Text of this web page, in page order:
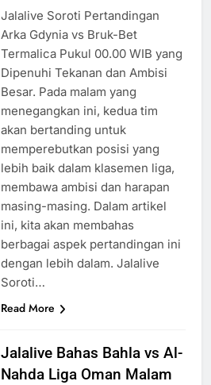
Jalalive Soroti Pertandingan
Arka Gdynia vs Bruk-Bet
Termalica Pukul 00.00 WIB yang
Dipenuhi Tekanan dan Ambisi
Besar. Pada malam yang
menegangkan ini, kedua tim
akan bertanding untuk
memperebutkan posisi yang
lebih baik dalam klasemen liga,
membawa ambisi dan harapan
masing-masing. Dalam artikel
ini, kita akan membahas
berbagai aspek pertandingan ini
dengan lebih dalam. Jalalive
Soroti…
Read More
Jalalive Bahas Bahla vs Al-
Nahda Liga Oman Malam